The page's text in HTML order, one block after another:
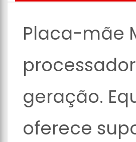
Placa-mãe
geração.
oferece